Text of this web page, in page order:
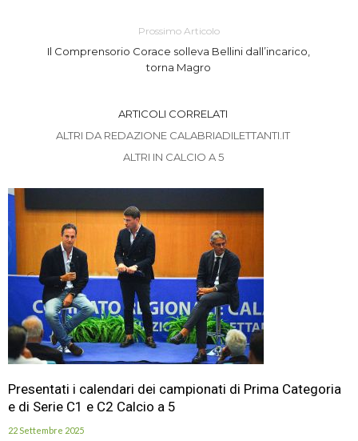
Prossimo Articolo
Il Comprensorio Corace solleva Bellini dall’incarico,
torna Magro
ARTICOLI CORRELATI
ALTRI DA REDAZIONE CALABRIADILETTANTI.IT
ALTRI IN CALCIO A 5
Presentati i calendari dei campionati di Prima Categoria
e di Serie C1 e C2 Calcio a 5
22 Settembre 2025